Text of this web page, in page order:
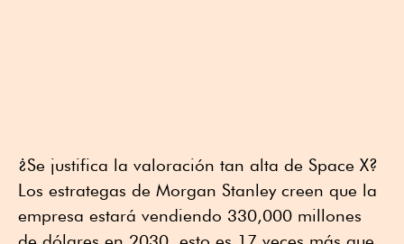
¿Se justifica la valoración tan alta de Space X?
Los estrategas de Morgan Stanley creen que la
empresa estará vendiendo 330,000 millones